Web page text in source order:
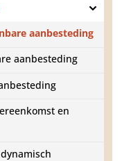
aanbesteding
aanbesteding
en